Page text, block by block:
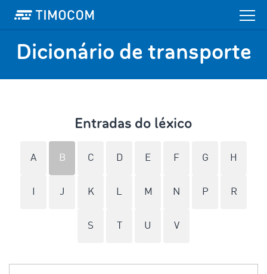
Dicionário de transporte
Entradas do léxico
A B C D E F G H
J K L M N P R
S U V